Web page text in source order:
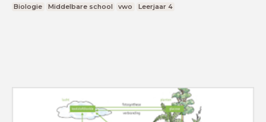
Biologie Middelbare school vwo Leerjaar 4